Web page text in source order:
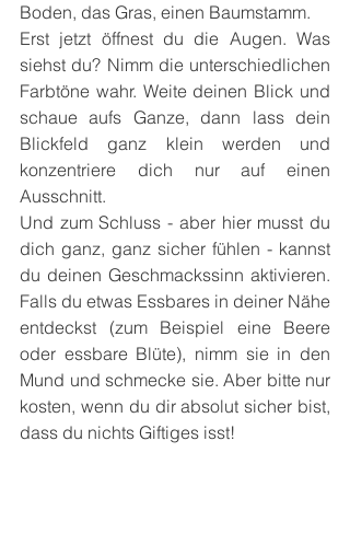
Boden, das Gras, einen Baumstamm.
Erst jetzt öffnest du die Augen. Was
siehst du? Nimm die unterschiedlichen
Farbtöne wahr. Weite deinen Blick und
schaue aufs Ganze, dann lass dein
Blickfeld ganz klein werden und
konzentriere dich nur auf einen
Ausschnitt.
Und zum Schluss - aber hier musst du
dich ganz, ganz sicher fühlen - kannst
du deinen Geschmackssinn aktivieren.
Falls du etwas Essbares in deiner Nähe
entdeckst (zum Beispiel eine Beere
oder essbare Blüte), nimm sie in den
Mund und schmecke sie. Aber bitte nur
kosten, wenn du dir absolut sicher bist,
dass du nichts Giftiges isst!